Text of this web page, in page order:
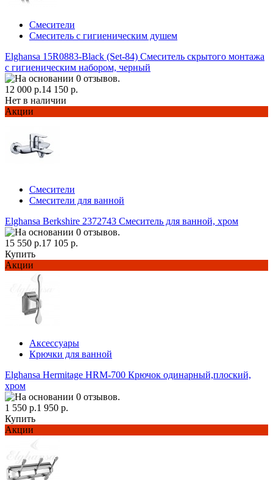
Смесители
Смеситель с гигиеническим душем
Elghansa 15R0883-Black (Set-84) Смеситель скрытого монтажа
с гигиеническим набором, черный
12 000 р.14 150 р.
Нет в наличии
Акции
Смесители
Смесители для ванной
Elghansa Berkshire 2372743 Смеситель для ванной, хром
15 550 р.17 105 р.
Купить
Акции
Аксессуары
Крючки для ванной
Elghansa Hermitage HRM-700 Крючок одинарный,плоский,
хром
1 550 р.1 950 р.
Купить
Акции